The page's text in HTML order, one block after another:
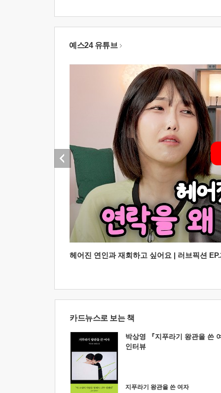
예스24 유튜브
헤어진 연인과 재회하고 싶어요 | 러브픽션
카드뉴스로 보는 책
박상영 『지푸라기 왕관을 쓴
인터뷰
지푸라기 왕관을 쓴 여자